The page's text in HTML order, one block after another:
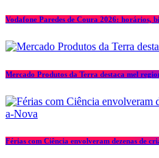
Vodafone Paredes de Coura 2026: horários,
Mercado Produtos da Terra destaca mel
Férias com Ciência envolveram dezenas de